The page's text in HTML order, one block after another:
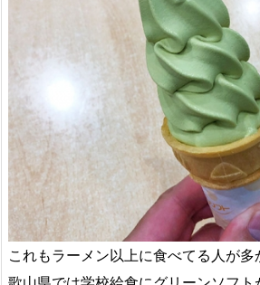
これもラーメン以上に食べてる人が